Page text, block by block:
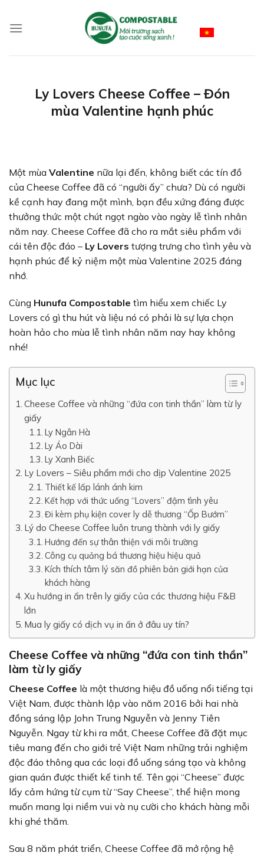
content
Ly Lovers Cheese Coffee – Đón
mùa Valentine hạnh phúc
Một mùa Valentine nữa lại đến, không biết các tín đồ
của Cheese Coffee đã có “người ấy” chưa? Dù có người
kề cạnh hay đang một mình, bạn đều xứng đáng được
thưởng thức một chút ngọt ngào vào ngày lễ tình nhân
năm nay. Cheese Coffee đã cho ra mắt siêu phẩm với
cái tên độc đáo – Ly Lovers tượng trưng cho tình yêu và
hạnh phúc để kỷ niệm một mùa Valentine 2025 đáng
nhớ.
Cùng Hunufa Compostable tìm hiểu xem chiếc Ly
Lovers có gì thu hút và liệu nó có phải là sự lựa chọn
hoàn hảo cho mùa lễ tình nhân năm nay hay không
nhé!
Mục lục
Cheese Coffee và những “đứa con tinh thần” làm từ ly
giấy
Ly Ngân Hà
Ly Áo Dài
Ly Xanh Biếc
Ly Lovers – Siêu phẩm mới cho dịp Valentine 2025
Thiết kế lấp lánh ánh kim
Kết hợp với thức uống “Lovers” đậm tình yêu
Đi kèm phụ kiện cover ly dễ thương “Ốp Bướm”
Lý do Cheese Coffee luôn trung thành với ly giấy
Hướng đến sự thân thiện với môi trường
Công cụ quảng bá thương hiệu hiệu quả
Kích thích tâm lý săn đồ phiên bản giới hạn của
khách hàng
Xu hướng in ấn trên ly giấy của các thương hiệu F&B
lớn
Mua ly giấy có dịch vụ in ấn ở đâu uy tín?
Cheese Coffee và những “đứa con tinh thần”
làm từ ly giấy
Cheese Coffee là một thương hiệu đồ uống nổi tiếng tại
Việt Nam, được thành lập vào năm 2016 bởi hai nhà
đồng sáng lập John Trung Nguyễn và Jenny Tiên
Nguyễn. Ngay từ khi ra mắt, Cheese Coffee đã đặt mục
tiêu mang đến cho giới trẻ Việt Nam những trải nghiệm
độc đáo thông qua các loại đồ uống sáng tạo và không
gian quán được thiết kế tinh tế. Tên gọi “Cheese” được
lấy cảm hứng từ cụm từ “Say Cheese”, thể hiện mong
muốn mang lại niềm vui và nụ cười cho khách hàng mỗi
khi ghé thăm.
Sau 8 năm phát triển, Cheese Coffee đã mở rộng hệ